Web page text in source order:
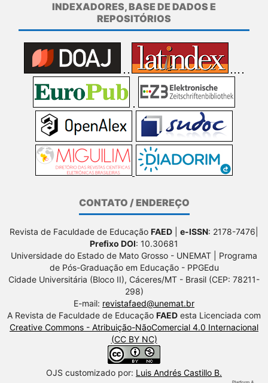
INDEXADORES, BASE DE DADOS E
REPOSITÓRIOS
CONTATO / ENDEREÇO
Revista de Faculdade de Educação FAED e-ISSN: 2178-7476|
Prefixo DOI: 10.30681
Universidade do Estado de Mato Grosso - UNEMAT | Programa
de Pós-Graduação em Educação - PPGEdu
Cidade Universitária (Bloco II), Cáceres/MT - Brasil (CEP: 78211-
298)
E-mail: revistafaed@unemat.br
A Revista de Faculdade de Educação FAED esta Licenciada com
Creative Commons - Atribuição-NãoComercial 4.0 Internacional
(CC BY NC)
OJS customizado por: Luis Andrés Castillo B.